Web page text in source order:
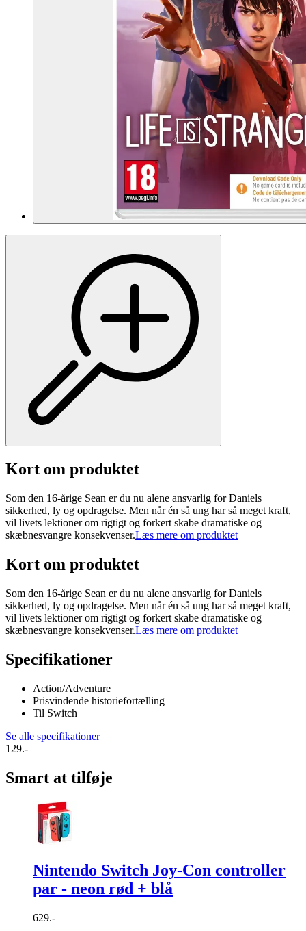
Kort om produktet
Som den 16-årige Sean er du nu alene ansvarlig for Daniels
sikkerhed, ly og opdragelse. Men når én så ung har så meget kraft,
vil livets lektioner om rigtigt og forkert skabe dramatiske og
skæbnesvangre konsekvenser.Læs mere om produktet
Kort om produktet
Som den 16-årige Sean er du nu alene ansvarlig for Daniels
sikkerhed, ly og opdragelse. Men når én så ung har så meget kraft,
vil livets lektioner om rigtigt og forkert skabe dramatiske og
skæbnesvangre konsekvenser.Læs mere om produktet
Specifikationer
Action/Adventure
Prisvindende historiefortælling
Til Switch
Se alle specifikationer
129.-
Smart at tilføje
Nintendo Switch Joy-Con controller
par - neon rød + blå
629.-